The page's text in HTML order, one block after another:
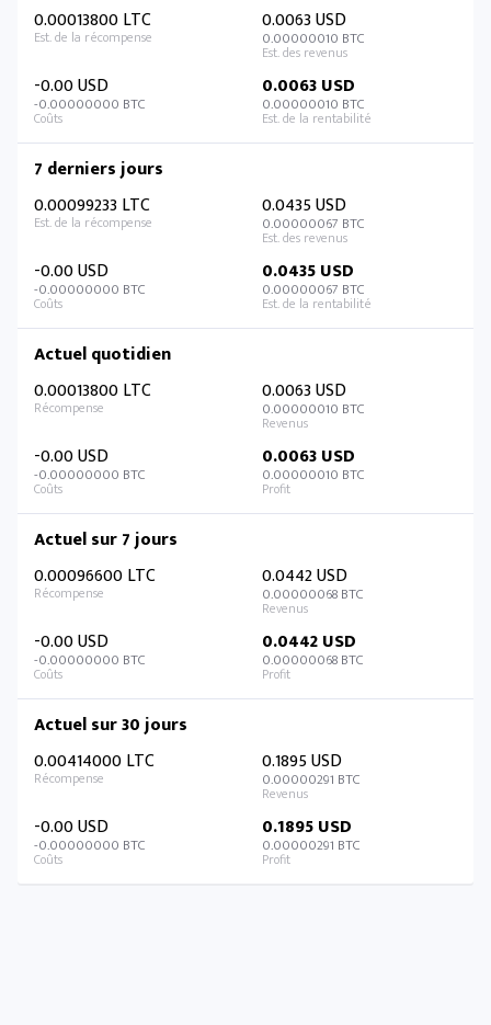
0.00013800 LTC
0.0063 USD
0.00000010 BTC
-0.00 USD
-0.00000000 BTC
0.0063 USD
0.00000010 BTC
7 derniers jours
0.00099233 LTC
0.0435 USD
0.00000067 BTC
-0.00 USD
-0.00000000 BTC
0.0435 USD
0.00000067 BTC
Actuel quotidien
0.00013800 LTC
0.0063 USD
0.00000010 BTC
-0.00 USD
-0.00000000 BTC
0.0063 USD
0.00000010 BTC
Actuel sur 7 jours
0.00096600 LTC
0.0442 USD
0.00000068 BTC
-0.00 USD
-0.00000000 BTC
0.0442 USD
0.00000068 BTC
Actuel sur 30 jours
0.00414000 LTC
0.1895 USD
0.00000291 BTC
-0.00 USD
-0.00000000 BTC
0.1895 USD
0.00000291 BTC